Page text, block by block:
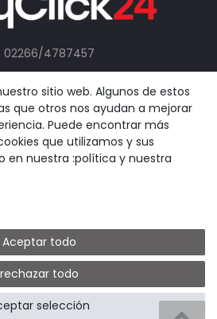
02266/4787457
Derecho de retracción
Declaración de protección
sitio web. Algunos de estos
que otros nos ayudan a mejorar
Puede encontrar más
que utilizamos y sus
en nuestra :política y nuestra
Aceptar todo
rechazar todo
selección